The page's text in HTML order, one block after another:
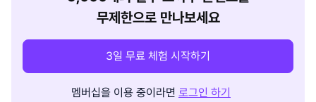
무제한으로 만나보세요
3일 무료 체험 시작하기
멤버십을 이용 중이라면 로그인 하기